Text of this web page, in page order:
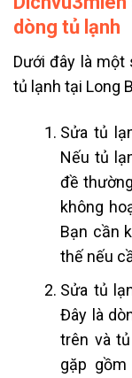
dòng tủ lạnh
Dưới đây là
tủ lạnh tại Long
Sửa tủ
Nếu tủ
đề
không
Bạn cần
thế nếu
Sửa tủ
Đây là
trên và
gặp